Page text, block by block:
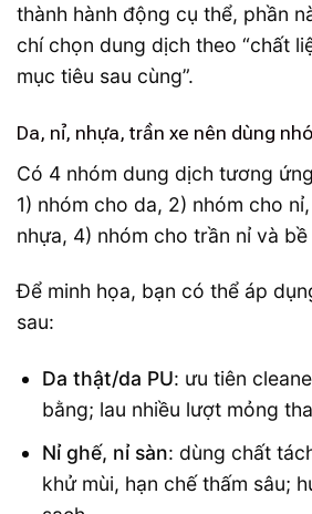
thành hành động cụ thể, phần
chí chọn dung dịch theo “chất
mục tiêu sau cùng”.
Da, nỉ, nhựa, trần xe nên dùng
Có 4 nhóm dung dịch tương
1) nhóm cho da, 2) nhóm cho
nhựa, 4) nhóm cho trần nỉ và
Để minh họa, bạn có thể áp
sau:
Da thật/da PU: ưu tiên
bằng; lau nhiều lượt mỏng
Nỉ ghế, nỉ sàn: dùng chất
khử mùi, hạn chế thấm sâu;